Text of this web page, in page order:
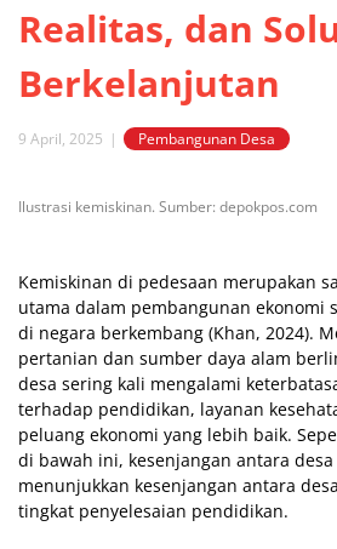
Realitas, dan
Berkelanjutan
9 April, 2025 | Pembangunan Desa
View
Ilustrasi kemiskinan. Sumber: depokpos.com
Kemiskinan di pedesaan merupakan
utama dalam pembangunan ekonomi
di negara berkembang (Khan, 2024).
pertanian dan sumber daya alam
desa sering kali mengalami
terhadap pendidikan, layanan
peluang ekonomi yang lebih baik.
di bawah ini, kesenjangan antara
menunjukkan kesenjangan antara
tingkat penyelesaian pendidikan.